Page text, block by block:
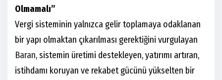
Olmamalı”
Vergi sisteminin yalnızca gelir toplamaya odaklanan
bir yapı olmaktan çıkarılması gerektiğini vurgulayan
Baran, sistemin üretimi destekleyen, yatırımı artıran,
istihdamı koruyan ve rekabet gücünü yükselten bir